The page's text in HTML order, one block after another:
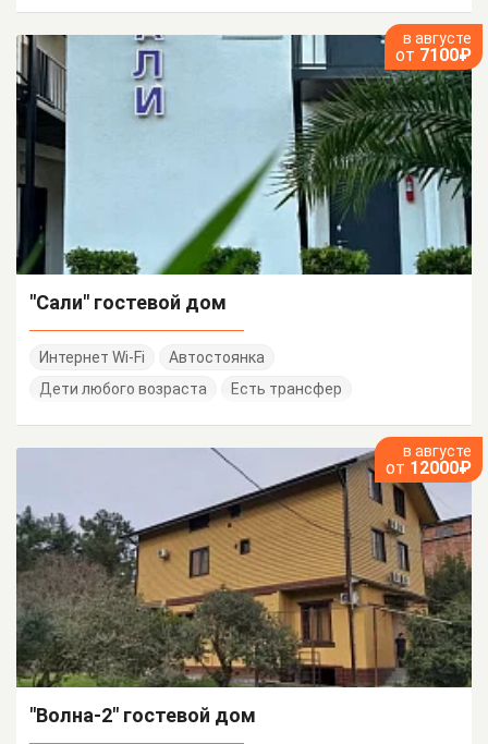
в августе
от 7100₽
"Сали" гостевой дом
Интернет Wi-Fi
Автостоянка
Дети любого возраста
Есть трансфер
в августе
от 12000₽
"Волна-2" гостевой дом